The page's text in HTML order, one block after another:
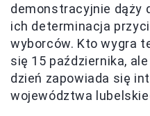
demonstracyjnie dąży
ich determinacja
wyborców. Kto wygra
się 15 października,
dzień zapowiada się
województwa